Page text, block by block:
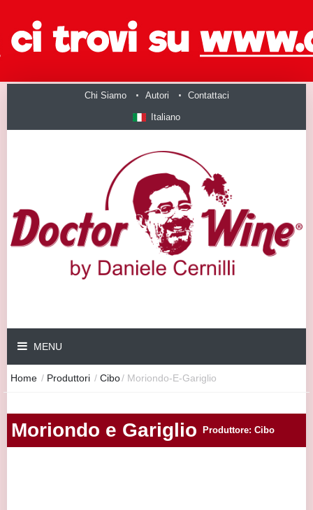
Chi Siamo Autori Contattaci
Italiano
MENU
Home / Produttori / Cibo/ Moriondo-E-Gariglio
Moriondo e Gariglio Produttore: Cibo